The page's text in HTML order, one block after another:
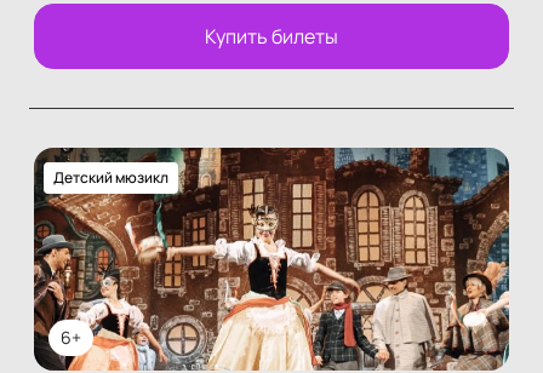
Купить билеты
6+
Детский мюзикл